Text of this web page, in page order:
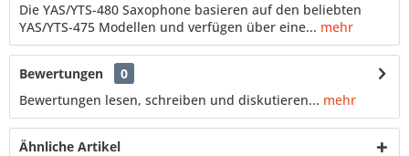
Die YAS/YTS-480 Saxophone basieren auf den beliebten
YAS/YTS-475 Modellen und verfügen über eine... mehr
Bewertungen
0
Bewertungen lesen, schreiben und diskutieren... mehr
Ähnliche Artikel